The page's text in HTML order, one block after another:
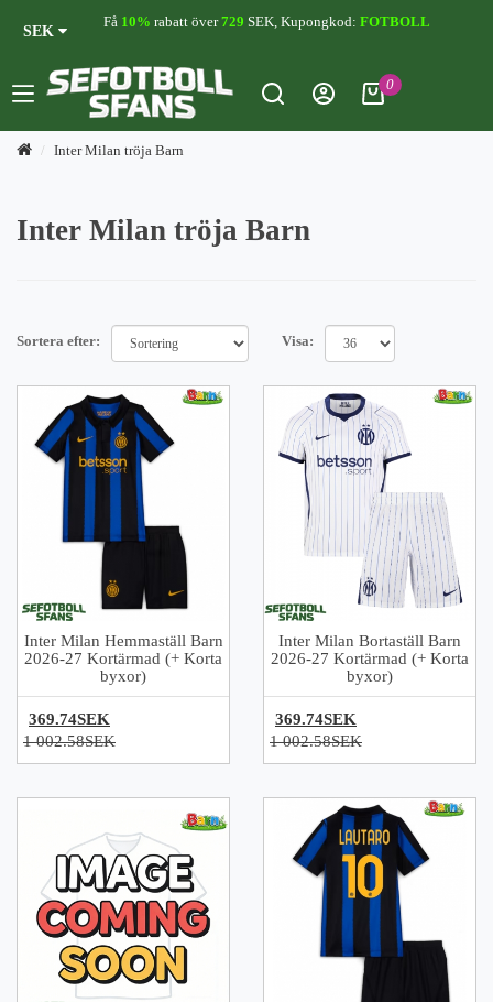
SEK
Få 10% rabatt över729 SEK, Kupongkod: FOTBOLL
0
Inter Milan tröja Barn
Inter Milan tröja Barn
Sortera efter: Visa:
Inter Milan Hemmaställ Barn
2026-27 Kortärmad (+ Korta
byxor)
369.74SEK
1 002.58SEK
Inter Milan Bortaställ Barn
2026-27 Kortärmad (+ Korta
byxor)
369.74SEK
1 002.58SEK